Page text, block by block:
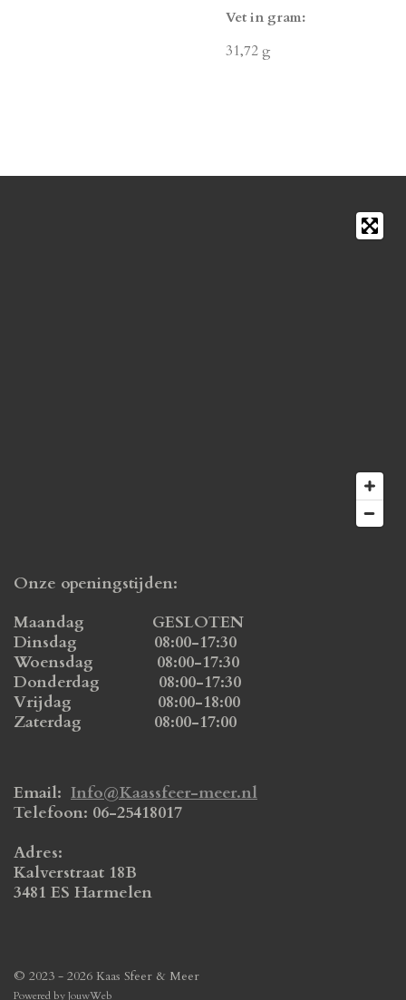
Vet in gram:
31,72 g
Onze openingstijden:
Maandag GESLOTEN
Dinsdag 08:00-17:30
Woensdag 08:00-17:30
Donderdag 08:00-17:30
Vrijdag 08:00-18:00
Zaterdag 08:00-17:00
Email: Info@Kaassfeer-meer.nl
Telefoon: 06-25418017
Adres:
Kalverstraat 18B
3481 ES Harmelen
© 2023 - 2026 Kaas Sfeer & Meer
Powered byJouwWeb